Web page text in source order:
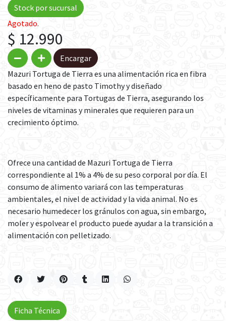
Stock por sucursal
Agotado.
$ 12.990
Encargar
Mazuri Tortuga de Tierra es una alimentación rica en fibra
basado en heno de pasto Timothy y diseñado
específicamente para Tortugas de Tierra, asegurando los
niveles de vitaminas y minerales que requieren para un
crecimiento óptimo.
Ofrece una cantidad de Mazuri Tortuga de Tierra
correspondiente al 1% a 4% de su peso corporal por día. El
consumo de alimento variará con las temperaturas
ambientales, el nivel de actividad y la vida animal. No es
necesario humedecer los gránulos con agua, sin embargo,
moler y espolvear el producto puede ayudar a la transición a
alimentación con pelletizado.
Ficha Técnica